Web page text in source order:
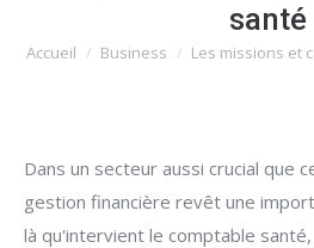
santé
Vous êtes ici :
Accueil Business Les missions et
Dans un secteur aussi crucial que
gestion financière revêt une
là qu'intervient le comptable